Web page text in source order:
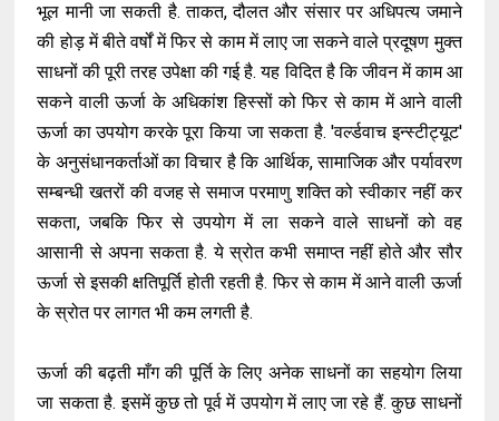
भूल मानी जा सकती है. ताकत, दौलत और संसार पर अधिपत्य जमाने
की होड़ में बीते वर्षों में फिर से काम में लाए जा सकने वाले प्रदूषण मुक्त
साधनों की पूरी तरह उपेक्षा की गई है. यह विदित है कि जीवन में काम आ
सकने वाली ऊर्जा के अधिकांश हिस्सों को फिर से काम में आने वाली
ऊर्जा का उपयोग करके पूरा किया जा सकता है. 'वर्ल्डवाच इन्स्टीट्यूट'
के अनुसंधानकर्ताओं का विचार है कि आर्थिक, सामाजिक और पर्यावरण
सम्बन्धी खतरों की वजह से समाज परमाणु शक्ति को स्वीकार नहीं कर
सकता, जबकि फिर से उपयोग में ला सकने वाले साधनों को वह
आसानी से अपना सकता है. ये स्रोत कभी समाप्त नहीं होते और सौर
ऊर्जा से इसकी क्षतिपूर्ति होती रहती है. फिर से काम में आने वाली ऊर्जा
के स्रोत पर लागत भी कम लगती है.
ऊर्जा की बढ़ती माँग की पूर्ति के लिए अनेक साधनों का सहयोग लिया
जा सकता है. इसमें कुछ तो पूर्व में उपयोग में लाए जा रहे हैं. कुछ साधनों